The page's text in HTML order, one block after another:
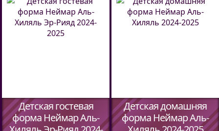
Детская гостевая
форма Неймар Аль-
Детская домашняя
форма Неймар Аль-